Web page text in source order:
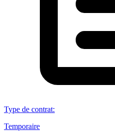
Type de contrat:
Temporaire